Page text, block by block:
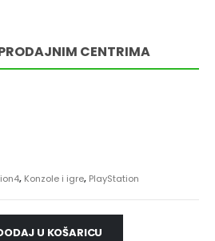
CENTRIMA
, Konzole i igre, PlayStation
U KOŠARICU